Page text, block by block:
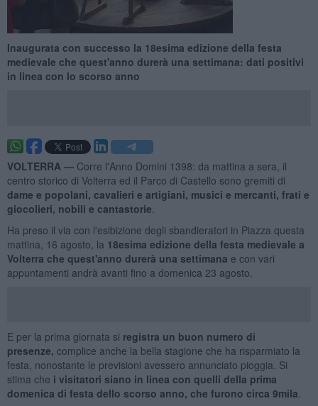
Inaugurata con successo la 18esima edizione della festa
medievale che quest'anno durerà una settimana: dati positivi
in linea con lo scorso anno
VOLTERRA — Corre l'Anno Domini 1398: da mattina a sera, il
centro storico di Volterra ed il Parco di Castello sono gremiti di
dame e popolani, cavalieri e artigiani, musici e mercanti, frati e
giocolieri, nobili e cantastorie
Ha preso il via con l'esibizione degli sbandieratori in Piazza questa
mattina, 16 agosto, la 18esima edizione della festa medievale a
Volterra che quest'anno durerà una settimana e con vari
appuntamenti andrà avanti fino a domenica 23 agosto.
E per la prima giornata si registra un buon numero di
presenze, complice anche la bella stagione che ha risparmiato la
festa, nonostante le previsioni avessero annunciato pioggia. Si
stima che i visitatori siano in linea con quelli della prima
domenica di festa dello scorso anno, che furono circa 9mila